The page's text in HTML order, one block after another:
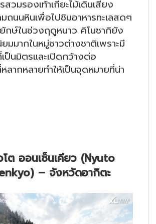
วมรองเท้าเกี๊ยะไม้เดินเสียง
ถนนหินเพื่อไปชิมอาหารทะเลสดๆ
กษ์ในช่วงฤดูหนาว คิโนซากิยัง
มมากในหมู่ชาวต่างชาติเพราะมี
ป็นมิตรและเปิดกว้างต่อ
ากหลายทำให้เป็นจุดหมายที่น่า
โต ออนเซ็นเคียว (Nyuto
– จังหวัดอากิตะ